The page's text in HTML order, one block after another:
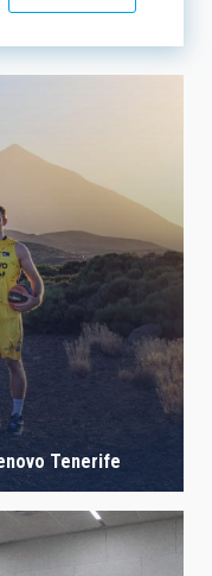
ORDER
Tenerife